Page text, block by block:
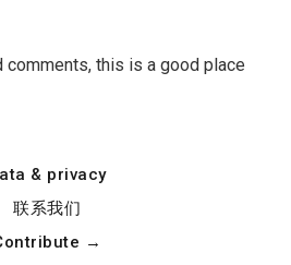
comments, this is a good place
& privacy
联系我们
→